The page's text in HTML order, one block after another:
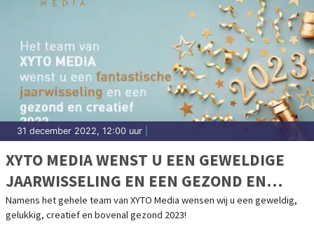
31 december 2022, 12:00 uur
XYTO MEDIA WENST U EEN GEWELDIGE
JAARWISSELING EN EEN GEZOND EN
CREATIEF 2023
Namens het gehele team van XYTO Media wensen wij u een geweldig,
gelukkig, creatief en bovenal gezond 2023!